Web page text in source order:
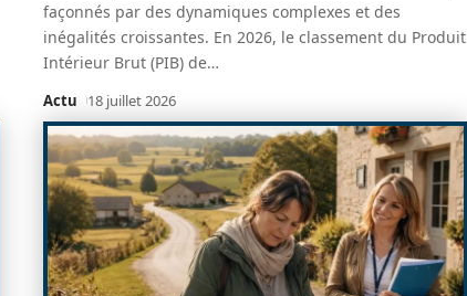
façonnés par des dynamiques complexes et des
inégalités croissantes. En 2026, le classement du Produit
Intérieur Brut (PIB) de…
Actu 18 juillet 2026